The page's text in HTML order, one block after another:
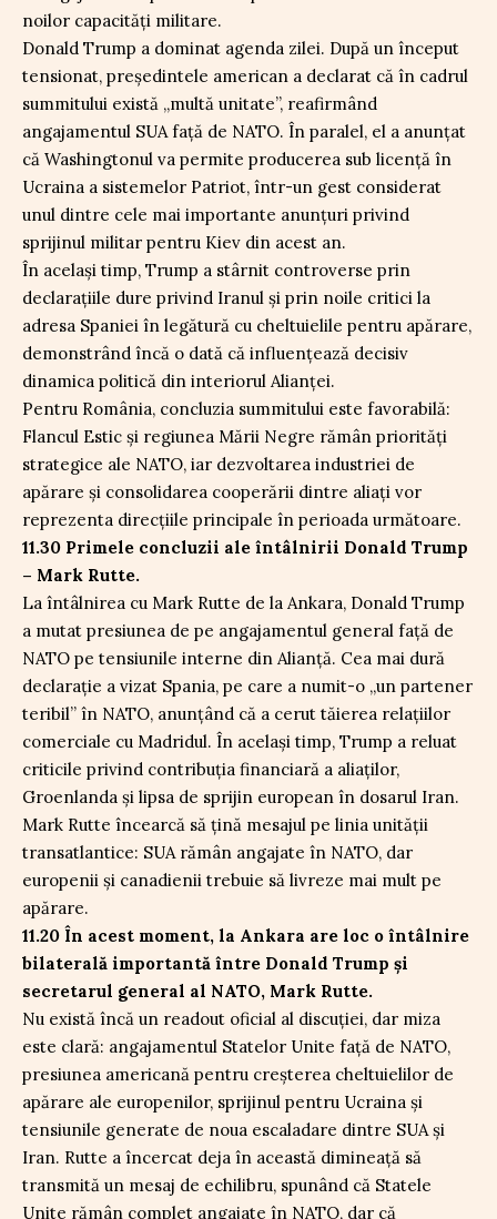
noilor capacități militare.
Donald Trump a dominat agenda zilei. După un început
tensionat, președintele american a declarat că în cadrul
summitului există „multă unitate”, reafirmând
angajamentul SUA față de NATO. În paralel, el a anunțat
că Washingtonul va permite producerea sub licență în
Ucraina a sistemelor Patriot, într-un gest considerat
unul dintre cele mai importante anunțuri privind
sprijinul militar pentru Kiev din acest an.
În același timp, Trump a stârnit controverse prin
declarațiile dure privind Iranul și prin noile critici la
adresa Spaniei în legătură cu cheltuielile pentru apărare,
demonstrând încă o dată că influențează decisiv
dinamica politică din interiorul Alianței.
Pentru România, concluzia summitului este favorabilă:
Flancul Estic și regiunea Mării Negre rămân priorități
strategice ale NATO, iar dezvoltarea industriei de
apărare și consolidarea cooperării dintre aliați vor
reprezenta direcțiile principale în perioada următoare.
11.30 Primele concluzii ale întâlnirii Donald Trump
– Mark Rutte.
La întâlnirea cu Mark Rutte de la Ankara, Donald Trump
a mutat presiunea de pe angajamentul general față de
NATO pe tensiunile interne din Alianță. Cea mai dură
declarație a vizat Spania, pe care a numit-o „un partener
teribil” în NATO, anunțând că a cerut tăierea relațiilor
comerciale cu Madridul. În același timp, Trump a reluat
criticile privind contribuția financiară a aliaților,
Groenlanda și lipsa de sprijin european în dosarul Iran.
Mark Rutte încearcă să țină mesajul pe linia unității
transatlantice: SUA rămân angajate în NATO, dar
europenii și canadienii trebuie să livreze mai mult pe
apărare.
11.20 În acest moment, la Ankara are loc o întâlnire
bilaterală importantă între Donald Trump și
secretarul general al NATO, Mark Rutte.
Nu există încă un readout oficial al discuției, dar miza
este clară: angajamentul Statelor Unite față de NATO,
presiunea americană pentru creșterea cheltuielilor de
apărare ale europenilor, sprijinul pentru Ucraina și
tensiunile generate de noua escaladare dintre SUA și
Iran. Rutte a încercat deja în această dimineață să
transmită un mesaj de echilibru, spunând că Statele
Unite rămân complet angajate în NATO, dar că